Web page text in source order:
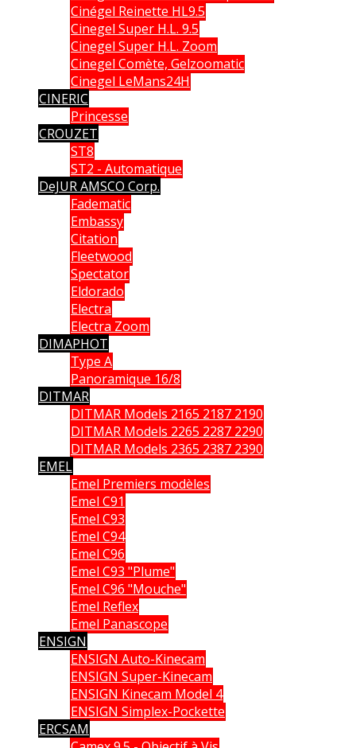
Cinégel Reinette HL9.5
Cinegel Super H.L. 9.5
Cinegel Super H.L. Zoom
Cinegel Comète, Gelzoomatic
Cinegel LeMans24H
CINERIC
Princesse
CROUZET
ST8
ST2 - Automatique
DeJUR AMSCO Corp.
Fadematic
Embassy
Citation
Fleetwood
Spectator
Eldorado
Electra
Electra Zoom
DIMAPHOT
Type A
Panoramique 16/8
DITMAR
DITMAR Models 2165 2187 2190
DITMAR Models 2265 2287 2290
DITMAR Models 2365 2387 2390
EMEL
Emel Premiers modèles
Emel C91
Emel C93
Emel C94
Emel C96
Emel C93 "Plume"
Emel C96 "Mouche"
Emel Reflex
Emel Panascope
ENSIGN
ENSIGN Auto-Kinecam
ENSIGN Super-Kinecam
ENSIGN Kinecam Model 4
ENSIGN Simplex-Pockette
ERCSAM